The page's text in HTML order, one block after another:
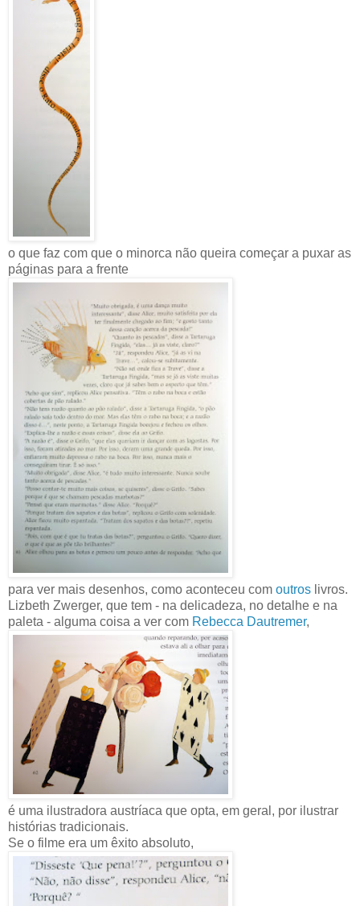
o que faz com que o minorca não queira começar a puxar as
páginas para a frente
para ver mais desenhos, como aconteceu com outros livros.
Lizbeth Zwerger, que tem - na delicadeza, no detalhe e na
paleta - alguma coisa a ver com Rebecca Dautremer,
é uma ilustradora austríaca que opta, em geral, por ilustrar
histórias tradicionais.
Se o filme era um êxito absoluto,